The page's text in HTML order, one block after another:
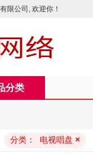
限公司, 欢迎你！
分类
分类： 电视唱盘 ×